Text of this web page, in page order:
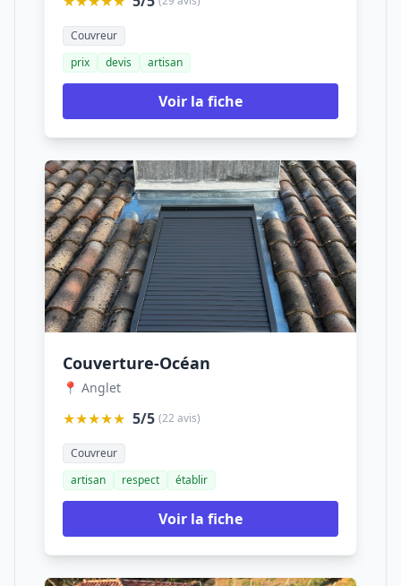
Couvreur
prix
devis artisan
Voir la fiche
Couverture-Océan
📍 Anglet
★★★★★ 5/5 (22 avis)
Couvreur
artisan
respect établir
Voir la fiche